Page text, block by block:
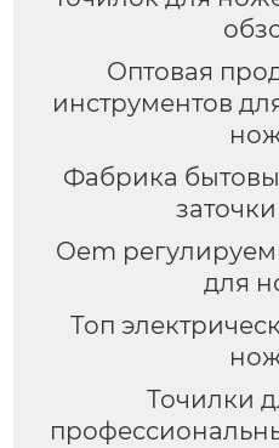
Оптовая
инструментов
Фабрика
Oem
для
Топ
Точилки